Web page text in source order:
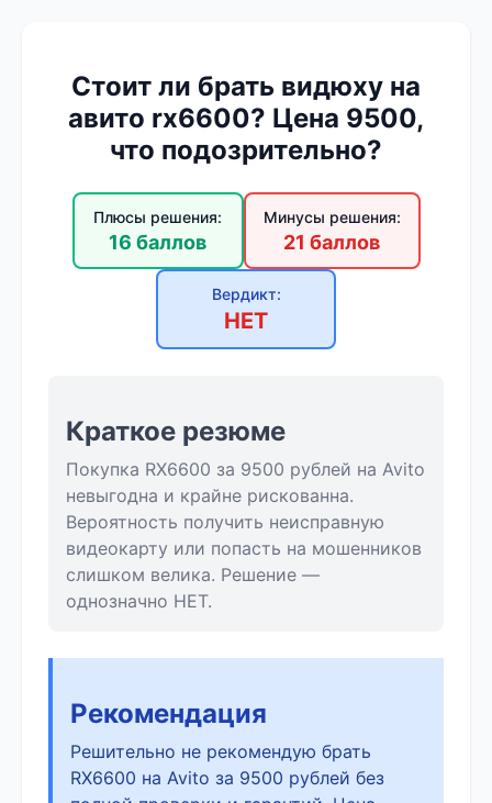
Стоит ли брать видюху на
авито rx6600? Цена 9500,
что подозрительно?
Плюсы решения:
16 баллов
Минусы решения:
21 баллов
Вердикт:
НЕТ
Краткое резюме
Покупка RX6600 за 9500 рублей на Avito
невыгодна и крайне рискованна.
Вероятность получить неисправную
видеокарту или попасть на мошенников
слишком велика. Решение —
однозначно НЕТ.
Рекомендация
Решительно не рекомендую брать
RX6600 на Avito за 9500 рублей без